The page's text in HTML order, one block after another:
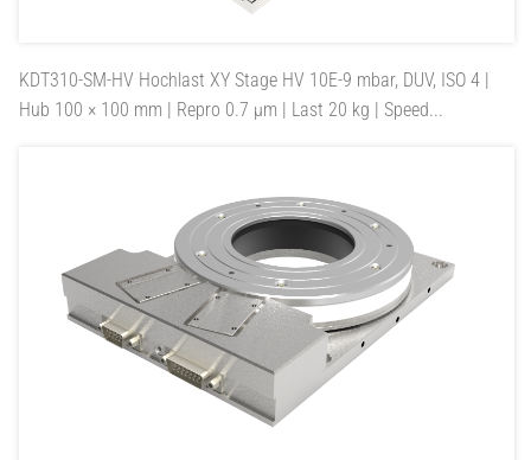
KDT310-SM-HV Hochlast XY Stage HV 10E-9 mbar, DUV, ISO 4 |
Hub 100 × 100 mm | Repro 0.7 µm | Last 20 kg | Speed...